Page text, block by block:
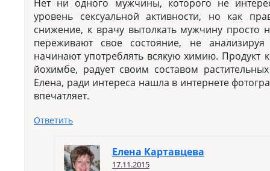
Нет ни одного мужчины, которого не
уровень сексуальной активности, но как
снижение, к врачу вытолкать мужчину
переживают свое состояние, не
начинают употреблять всякую химию.
йохимбе, радует своим составом
Елена, ради интереса нашла в интернете
впечатляет.
Ответить
Елена Картавцева
17.11.2015